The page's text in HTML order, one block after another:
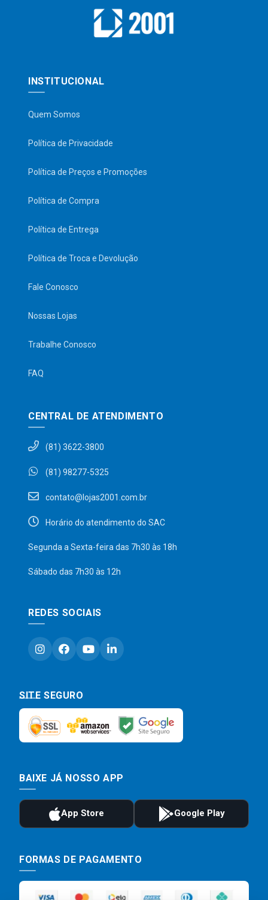
INSTITUCIONAL
Quem Somos
Política de Privacidade
Política de Preços e Promoções
Política de Compra
Política de Entrega
Política de Troca e Devolução
Fale Conosco
Nossas Lojas
Trabalhe Conosco
FAQ
CENTRAL DE ATENDIMENTO
(81) 3622-3800
(81) 98277-5325
contato@lojas2001.com.br
Horário do atendimento do SAC
Segunda a Sexta-feira das 7h30 às 18h
Sábado das 7h30 às 12h
REDES SOCIAIS
SITE SEGURO
BAIXE JÁ NOSSO APP
FORMAS DE PAGAMENTO